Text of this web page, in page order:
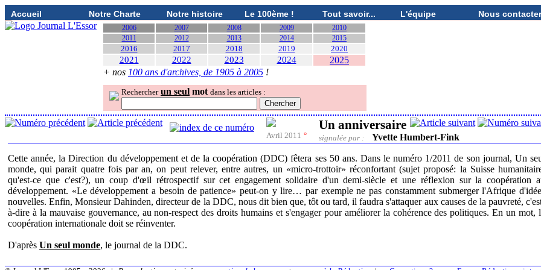
Accueil Notre Charte Notre histoire Le 100ème ! Tout savoir... L'équipe Nous contacter
2006 2007 2008 2009
2010
2011
2012 2013 2014 2015
2016 2017 2018 2019 2020
2021 2022 2023 2024
2025
+ nos 100 ans d'archives, de 1905 à 2005 !
Rechercher un seul mot dans les articles :
Avril 2011 °
Un anniversaire
signalée par : Yvette Humbert-Fink
Cette année, la Direction du développement et de la coopération (DDC) fêtera ses 50 ans. Dans le numéro 1/2011 de son journal, Un
monde, qui parait quatre fois par an, on peut relever, entre autres, un «micro-trottoir» réconfortant (sujet proposé: la Suisse
qu'est-ce que c'est?), un coup d'œil rétrospectif sur cet engagement solidaire d'un demi-siècle et une réflexion sur la coopération
développement. «Le développement a besoin de patience» peut-on y lire… par exemple ne pas constamment submerger l'Afrique
nouvelles. Enfin, Monsieur Dahinden, directeur de la DDC, nous dit bien que, tôt ou tard, il faudra s'attaquer aux causes de la pauvreté,
à-dire à la mauvaise gouvernance, au non-respect des droits humains et s'engager pour améliorer la cohérence des politiques. En un mot,
coopération internationale doit se réinventer.
D'après Un seul monde, le journal de la DDC.